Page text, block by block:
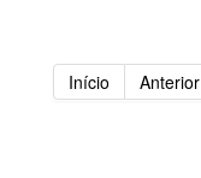
Início Anterior